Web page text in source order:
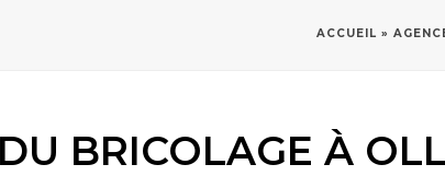
ACCUEIL »
BRICOLAGE À